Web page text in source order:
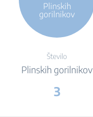
Plinskih
gorilnikov
Število
Plinskih gorilnikov
3